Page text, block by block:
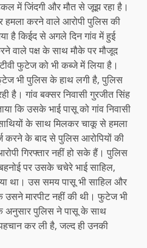
में जिंदगी और मौत से जूझ रहा है।
हमला करने वाले आरोपी पुलिस की
है किईद से अगले दिन गांव में हुई
वाले पक्ष के साथ मौके पर मौजूद
फुटेज को भी कब्जे में लिया है।
भी पुलिस के हाथ लगी है, पुलिस
है। गांव बक्सर निवासी गुरजीत सिंह
कि उसके भाई पासू को गांव निवासी
के साथ मिलकर चाकू से हमला
करने के बाद से पुलिस आरोपियों की
गिरफ्तार नहीं हो सके हैं। पुलिस
पर उसके चचेरे भाई साहिल,
था। उस समय पासू भी साहिल और
मारपीट नहीं की थी। फुटेज भी
अनुसार पुलिस ने पासू के साथ
कर ली है, जल्द ही उनकी